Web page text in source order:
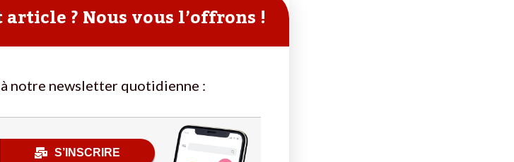
? Nous vous l’offrons !
notre newsletter quotidienne :
S’INSCRIRE